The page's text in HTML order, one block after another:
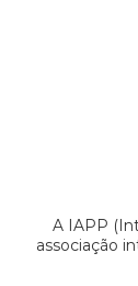
A IAPP
associação